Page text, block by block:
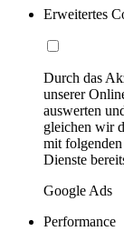
Erweitertes
Durch das
unserer
auswerten
gleichen wir
mit
Dienste
Google Ads
Performance